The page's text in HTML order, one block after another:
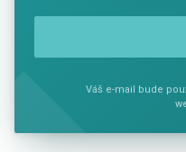
Váš e-mail bude